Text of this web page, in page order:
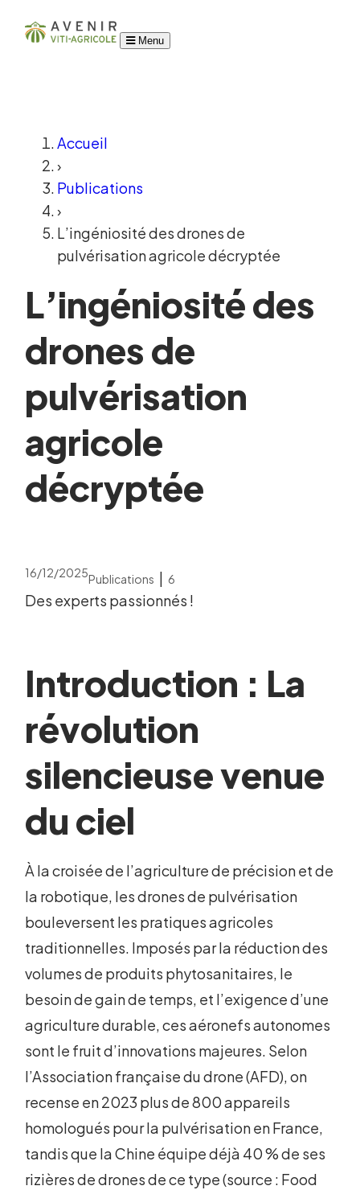
Menu
Accueil
›
Publications
›
L’ingéniosité des drones de
pulvérisation agricole décryptée
L’ingéniosité des
drones de
pulvérisation
agricole
décryptée
16/12/2025Publications | 6
Des experts passionnés !
Introduction : La
révolution
silencieuse venue
du ciel
À la croisée de l’agriculture de précision et de
la robotique, les drones de pulvérisation
bouleversent les pratiques agricoles
traditionnelles. Imposés par la réduction des
volumes de produits phytosanitaires, le
besoin de gain de temps, et l’exigence d’une
agriculture durable, ces aéronefs autonomes
sont le fruit d’innovations majeures. Selon
l’Association française du drone (AFD), on
recense en 2023 plus de 800 appareils
homologués pour la pulvérisation en France,
tandis que la Chine équipe déjà 40 % de ses
rizières de drones de ce type (source : Food